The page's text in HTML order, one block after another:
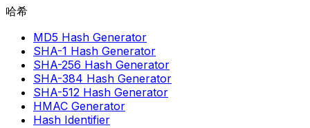
哈希
MD5 Hash Generator
SHA-1 Hash Generator
SHA-256 Hash Generator
SHA-384 Hash Generator
SHA-512 Hash Generator
HMAC Generator
Hash Identifier